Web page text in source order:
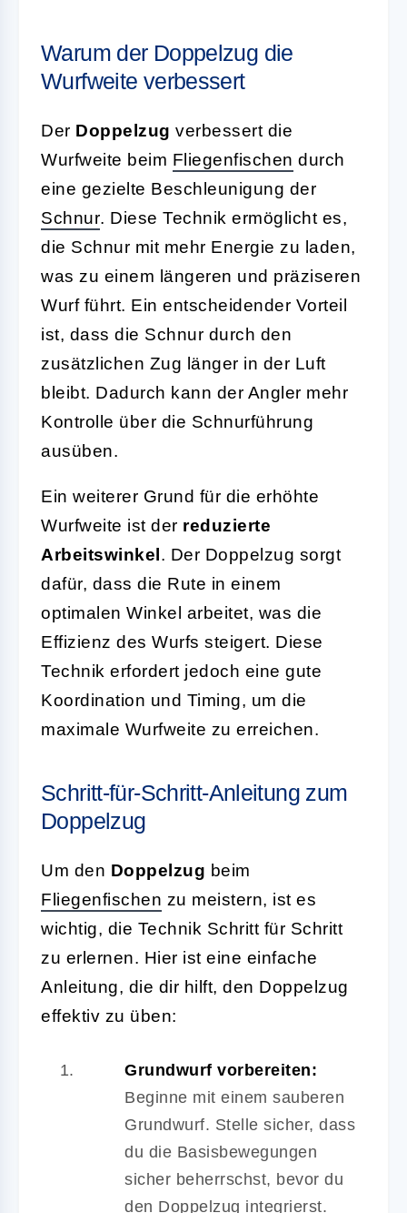
Warum der Doppelzug die
Wurfweite verbessert
Der Doppelzug verbessert die
Wurfweite beim Fliegenfischen durch
eine gezielte Beschleunigung der
Schnur. Diese Technik ermöglicht es,
die Schnur mit mehr Energie zu laden,
was zu einem längeren und präziseren
Wurf führt. Ein entscheidender Vorteil
ist, dass die Schnur durch den
zusätzlichen Zug länger in der Luft
bleibt. Dadurch kann der Angler mehr
Kontrolle über die Schnurführung
ausüben.
Ein weiterer Grund für die erhöhte
Wurfweite ist der reduzierte
Arbeitswinkel. Der Doppelzug sorgt
dafür, dass die Rute in einem
optimalen Winkel arbeitet, was die
Effizienz des Wurfs steigert. Diese
Technik erfordert jedoch eine gute
Koordination und Timing, um die
maximale Wurfweite zu erreichen.
Schritt-für-Schritt-Anleitung zum
Doppelzug
Um den Doppelzug beim
Fliegenfischen zu meistern, ist es
wichtig, die Technik Schritt für Schritt
zu erlernen. Hier ist eine einfache
Anleitung, die dir hilft, den Doppelzug
effektiv zu üben:
Grundwurf vorbereiten:
Beginne mit einem sauberen
Grundwurf. Stelle sicher, dass
du die Basisbewegungen
sicher beherrschst, bevor du
den Doppelzug integrierst.